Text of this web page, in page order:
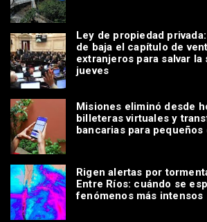
Ley de propiedad
de baja el capítulo de
extranjeros para salvar la
jueves
Misiones eliminó desde
billeteras virtuales y
bancarias para
Rigen alertas por
Entre Ríos: cuándo se
fenómenos más intensos